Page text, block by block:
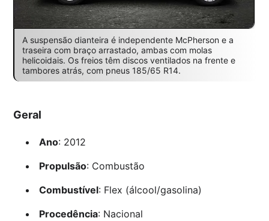
A suspensão dianteira é independente McPherson e a
traseira com braço arrastado, ambas com molas
helicoidais. Os freios têm discos ventilados na frente e
tambores atrás, com pneus 185/65 R14.
Geral
Ano: 2012
Propulsão: Combustão
Combustível: Flex (álcool/gasolina)
Procedência: Nacional